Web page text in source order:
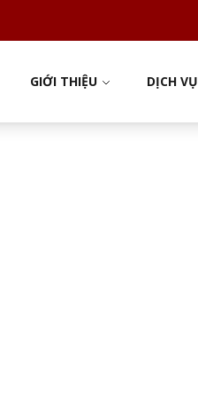
GIỚI THIỆU DỊCH VỤ